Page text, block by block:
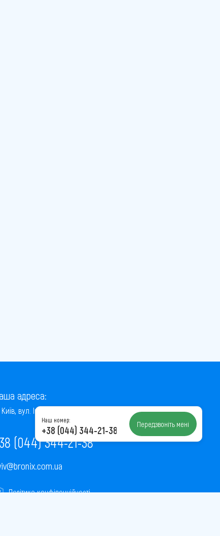
адреса:
вул. Інститутська, 22/7, оф. 41
(044) 344-21-38
Політика конфіденційності
Наш номер:
+38 (044) 344-21-38 Передзвоніть мені